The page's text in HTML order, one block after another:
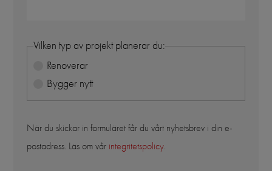
Vilken typ av projekt planerar du:
Renoverar
Bygger nytt
När du skickar in formuläret får du vårt nyhetsbrev i din e-
postadress. Läs om vår integritetspolicy